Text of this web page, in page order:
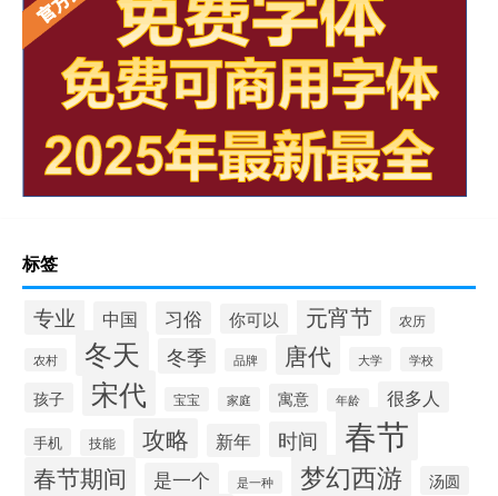
标签
专业 中国 习俗 你可以 元宵节 农历
农村 冬天 冬季 品牌 唐代 大学 学校
孩子 宋代 宝宝 家庭 寓意 年龄 很多人
手机 技能 攻略 新年 时间 春节
春节期间 是一个 是一种 梦幻西游 汤圆